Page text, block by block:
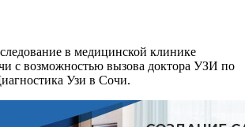
в медицинской клинике
с возможностью вызова доктора УЗИ по
Узи в Сочи.